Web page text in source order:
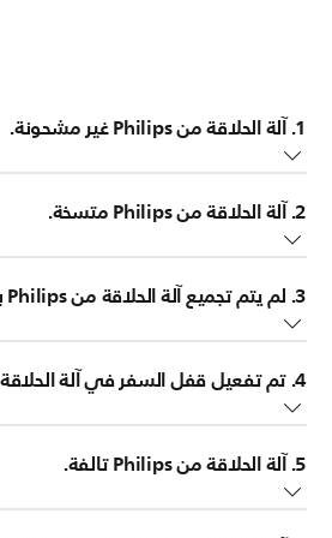
1. آلة الحلاقة من Philips غير مشحونة.
للحصول على تفاصيل حول كيفية شحن آلة
إذا كانت آلة الحلاقة من Philips غير قابلة لإعادة الشحن، فيجب توصيلها بمقبس كهربائي شغال في أثناء الاستخدام.
2. آلة الحلاقة من Philips متسخة.
الحلاقة.
لحلّ هذه المشكلة، يُرجى تنظيف آلة
في بعض آلات الحلاقة، يومض رمز تذكير
3. لم يتم تجميع آلة الحلاقة من Philips بشكل صحيح.
الحلاقة.
4. تم تفعيل قفل السفر في آلة الحلاقة من Philips.
التي تملكها، قد ترى رمز “قفل” يومض
لإلغاء قفل السفر، اضغط على زر
5. آلة الحلاقة من Philips تالفة.